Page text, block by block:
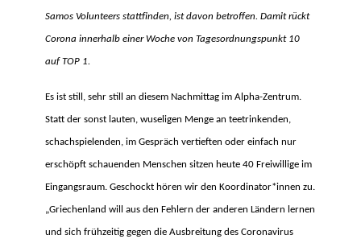
Samos Volunteers stattfinden, ist davon betroffen. Damit rückt
Corona innerhalb einer Woche von Tagesordnungspunkt 10
auf TOP 1.
Es ist still, sehr still an diesem Nachmittag im Alpha-Zentrum.
Statt der sonst lauten, wuseligen Menge an teetrinkenden,
schachspielenden, im Gespräch vertieften oder einfach nur
erschöpft schauenden Menschen sitzen heute 40 Freiwillige im
Eingangsraum. Geschockt hören wir den Koordinator*innen zu.
„Griechenland will aus den Fehlern der anderen Ländern lernen
und sich frühzeitig gegen die Ausbreitung des Coronavirus